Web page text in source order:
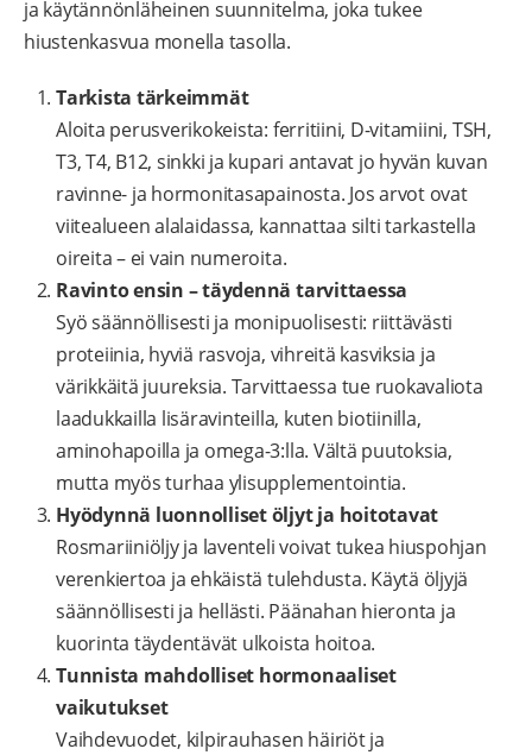
ja käytännönläheinen suunnitelma, joka tukee
hiustenkasvua monella tasolla.
Tarkista tärkeimmät
Aloita perusverikokeista: ferritiini, D-vitamiini, TSH,
T3, T4, B12, sinkki ja kupari antavat jo hyvän kuvan
ravinne- ja hormonitasapainosta. Jos arvot ovat
viitealueen alalaidassa, kannattaa silti tarkastella
oireita – ei vain numeroita.
Ravinto ensin – täydennä tarvittaessa
Syö säännöllisesti ja monipuolisesti: riittävästi
proteiinia, hyviä rasvoja, vihreitä kasviksia ja
värikkäitä juureksia. Tarvittaessa tue ruokavaliota
laadukkailla lisäravinteilla, kuten biotiinilla,
aminohapoilla ja omega-3:lla. Vältä puutoksia,
mutta myös turhaa ylisupplementointia.
Hyödynnä luonnolliset öljyt ja hoitotavat
Rosmariiniöljy ja laventeli voivat tukea hiuspohjan
verenkiertoa ja ehkäistä tulehdusta. Käytä öljyjä
säännöllisesti ja hellästi. Päänahan hieronta ja
kuorinta täydentävät ulkoista hoitoa.
Tunnista mahdolliset hormonaaliset
vaikutukset
Vaihdevuodet, kilpirauhasen häiriöt ja